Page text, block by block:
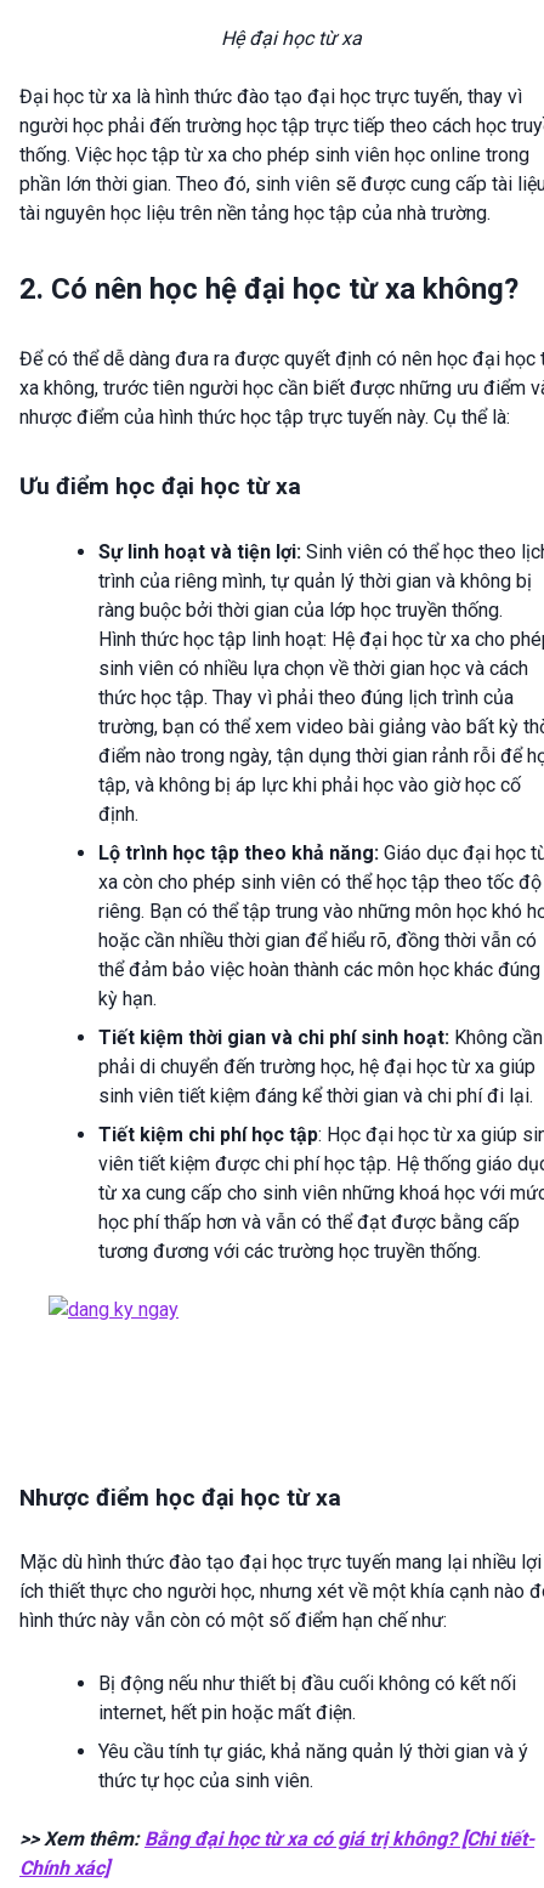
Hệ đại học từ xa
Đại học từ xa là hình thức đào tạo đại học trực tuyến, thay vì
người học phải đến trường học tập trực tiếp theo cách học
thống. Việc học tập từ xa cho phép sinh viên học online trong
phần lớn thời gian. Theo đó, sinh viên sẽ được cung cấp tài
tài nguyên học liệu trên nền tảng học tập của nhà trường.
2. Có nên học hệ đại học từ xa không?
Để có thể dễ dàng đưa ra được quyết định có nên học đại học
xa không, trước tiên người học cần biết được những ưu điểm
nhược điểm của hình thức học tập trực tuyến này. Cụ thể là:
Ưu điểm học đại học từ xa
Sự linh hoạt và tiện lợi: Sinh viên có thể học theo
trình của riêng mình, tự quản lý thời gian và không bị
ràng buộc bởi thời gian của lớp học truyền thống.
Hình thức học tập linh hoạt: Hệ đại học từ xa cho
sinh viên có nhiều lựa chọn về thời gian học và cách
thức học tập. Thay vì phải theo đúng lịch trình của
trường, bạn có thể xem video bài giảng vào bất kỳ
điểm nào trong ngày, tận dụng thời gian rảnh rỗi để
tập, và không bị áp lực khi phải học vào giờ học cố
định.
Lộ trình học tập theo khả năng: Giáo dục đại học
xa còn cho phép sinh viên có thể học tập theo tốc độ
riêng. Bạn có thể tập trung vào những môn học khó
hoặc cần nhiều thời gian để hiểu rõ, đồng thời vẫn có
thể đảm bảo việc hoàn thành các môn học khác đúng
kỳ hạn.
Tiết kiệm thời gian và chi phí sinh hoạt: Không cần
phải di chuyển đến trường học, hệ đại học từ xa giúp
sinh viên tiết kiệm đáng kể thời gian và chi phí đi lại.
Tiết kiệm chi phí học tập: Học đại học từ xa giúp
viên tiết kiệm được chi phí học tập. Hệ thống giáo
từ xa cung cấp cho sinh viên những khoá học với
học phí thấp hơn và vẫn có thể đạt được bằng cấp
tương đương với các trường học truyền thống.
Nhược điểm học đại học từ xa
Mặc dù hình thức đào tạo đại học trực tuyến mang lại nhiều lợi
ích thiết thực cho người học, nhưng xét về một khía cạnh nào
hình thức này vẫn còn có một số điểm hạn chế như:
Bị động nếu như thiết bị đầu cuối không có kết nối
internet, hết pin hoặc mất điện.
Yêu cầu tính tự giác, khả năng quản lý thời gian và ý
thức tự học của sinh viên.
>> Xem thêm: Bằng đại học từ xa có giá trị không? [Chi tiết-
Chính xác]